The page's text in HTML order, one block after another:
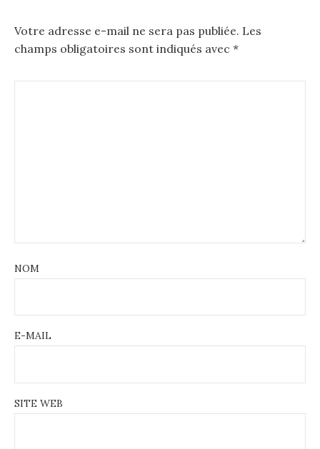
Votre adresse e-mail ne sera pas publiée. Les
champs obligatoires sont indiqués avec *
NOM
E-MAIL
SITE WEB